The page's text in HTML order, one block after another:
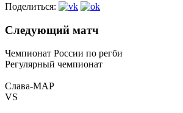
Поделиться:
Следующий матч
Чемпионат России по регби
Регулярный чемпионат
Слава-МАР
VS